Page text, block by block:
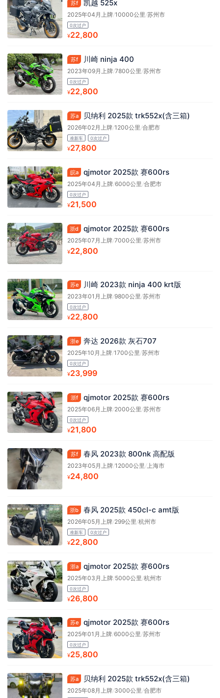
苏f 凯越 525x
2025年04月上牌/10000公里/苏州市
0次过户
¥22,800
苏f 川崎 ninja 400
2023年09月上牌/7800公里/苏州市
0次过户
¥22,800
苏a 贝纳利 2025款 trk552x(含三箱)
2026年02月上牌/1200公里/合肥市
准新车 0次过户
¥27,800
皖a qjmotor 2025款 赛600rs
2025年04月上牌/6000公里 /合肥市
0次过户
¥21,500
浙d qjmotor 2025款 赛600rs
2025年07月上牌/7000公里 /苏州市
¥22,800
苏e 川崎 2023款 ninja 400 krt版
2023年01月上牌/9800公里 /苏州市
0次过户
¥22,800
浙e 奔达 2026款 灰石707
2025年10月上牌/1700公里 /苏州市
0次过户
¥23,999
浙f qjmotor 2025款 赛600rs
2025年06月上牌/2000公里 /苏州市
0次过户
¥21,800
苏f 春风 2023款 800nk 高配版
2023年05月上牌/12000公里 /上海市
¥24,800
浙b 春风 2025款 450cl-c amt版
2026年05月上牌/299公里 /杭州市
准新车 0次过户
¥22,800
浙a qjmotor 2025款 赛600rs
2025年03月上牌/5000公里 /杭州市
0次过户
¥26,800
苏e qjmotor 2025款 赛600rs
2025年01月上牌/6000公里/苏州市
0次过户
¥25,800
苏a 贝纳利 2025款 trk552x(含三箱)
2025年08月上牌/3000公里/合肥市